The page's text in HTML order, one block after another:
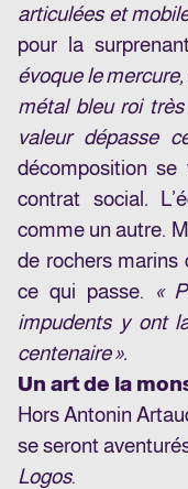
articulées et
pour la
évoque le
métal bleu roi
valeur dépasse
décomposition se
contrat social .
comme un autre.
de rochers marins
ce qui passe. «
impudents y ont
centenaire ».
Un art de la
Hors Antonin
se seront
Logos.